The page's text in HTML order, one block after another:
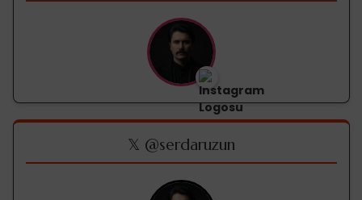
𝕏 @serdaruzun